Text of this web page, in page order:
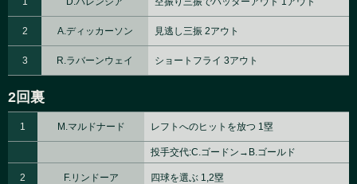
2 A.ディッカーソン 見逃し三振 2アウト
3 R.ラバーンウェイ ショートフライ 3アウト
2回裏
1 M.マルドナード レフトへのヒットを放つ 1塁
投手交代:C.ゴードン→B.ゴールド
2 F.リンドーア 四球を選ぶ 1,2塁